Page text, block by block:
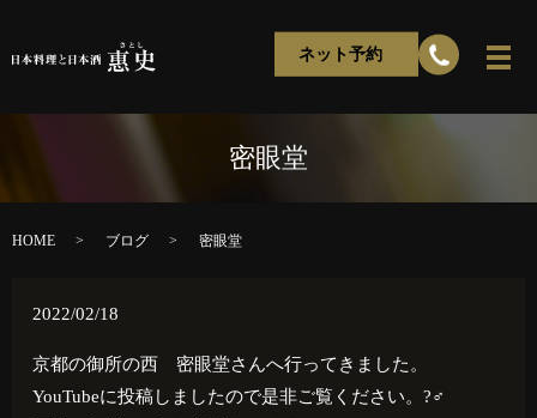
ネット予約
密眼堂
HOME ブログ 密眼堂
2022/02/18
京都の御所の西 密眼堂さんへ行ってきました。
YouTubeに投稿しましたので是非ご覧ください。?‍♂️